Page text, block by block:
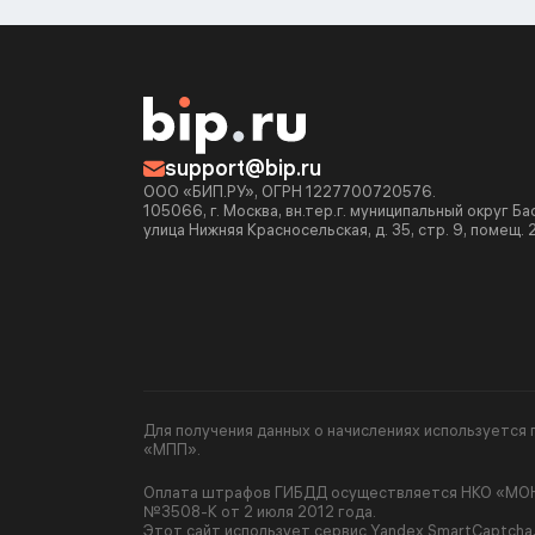
support@bip.ru
ООО «БИП.РУ», ОГРН 1227700720576.
105066, г. Москва, вн.тер.г. муниципальный округ
улица Нижняя Красносельская, д. 35, стр. 9, помещ.
Для получения данных о начислениях
«МПП».
Оплата штрафов ГИБДД осуществляется НКО
№3508-К от 2 июля 2012 года.
Этот сайт использует сервис Yandex